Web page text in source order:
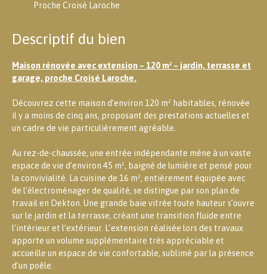
Proche Croisé Laroche
Descriptif du bien
Maison rénovée avec extension – 120 m² – jardin, terrasse et
garage, proche Croisé Laroche.
Découvrez cette maison d’environ 120 m² habitables, rénovée
il y a moins de cinq ans, proposant des prestations actuelles et
un cadre de vie particulièrement agréable.
Au rez-de-chaussée, une entrée indépendante mène à un vaste
espace de vie d’environ 45 m², baigné de lumière et pensé pour
la convivialité. La cuisine de 16 m², entièrement équipée avec
de l’électroménager de qualité, se distingue par son plan de
travail en Dekton. Une grande baie vitrée toute hauteur s’ouvre
sur le jardin et la terrasse, créant une transition fluide entre
l’intérieur et l’extérieur. L’extension réalisée lors des travaux
apporte un volume supplémentaire très appréciable et
accueille un espace de vie confortable, sublimé par la présence
d’un poêle.